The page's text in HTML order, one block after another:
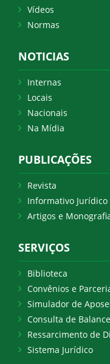
Vídeos
Normas
NOTICIAS
Internas
Locais
Nacionais
Na Mídia
PUBLICAÇÕES
Revista
Informativo Jurídico
Artigos e
SERVIÇOS
Biblioteca
Convênios e
Simulador de
Consulta de
Ressarcimento de
Sistema Jurídico